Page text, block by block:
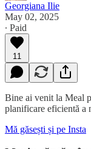
Georgiana Ilie
May 02, 2025
∙ Paid
11
Bine ai venit la Meal
planificare eficientă a
Mă găsești și pe Insta